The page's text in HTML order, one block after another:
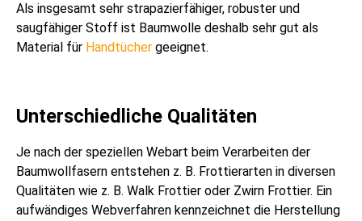
Als insgesamt sehr strapazierfähiger, robuster und
saugfähiger Stoff ist Baumwolle deshalb sehr gut als
Material für Handtücher geeignet.
Unterschiedliche Qualitäten
Je nach der speziellen Webart beim Verarbeiten der
Baumwollfasern entstehen z. B. Frottierarten in diversen
Qualitäten wie z. B. Walk Frottier oder Zwirn Frottier. Ein
aufwändiges Webverfahren kennzeichnet die Herstellung